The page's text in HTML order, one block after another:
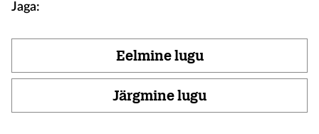
Jaga:
Eelmine lugu
Järgmine lugu